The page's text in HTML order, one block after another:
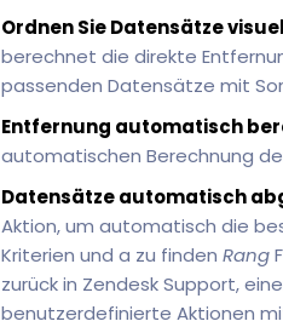
Ordnen Sie Datensätze
berechnet die direkte
passenden Datensätze mit
Entfernung automatisch
automatischen Berechnung
Datensätze automatisch
Aktion, um automatisch die
Kriterien und a zu finden Rang
zurück in Zendesk Support,
benutzerdefinierte Aktionen